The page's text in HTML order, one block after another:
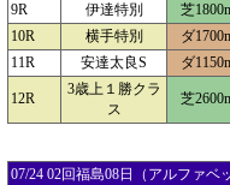
9R 伊達特別 芝
10R
横手特別 ダ
11R
安達太良S ダ
12R
3歳上１勝クラ
ス
芝
07/24 02回福島08日（アルファベ